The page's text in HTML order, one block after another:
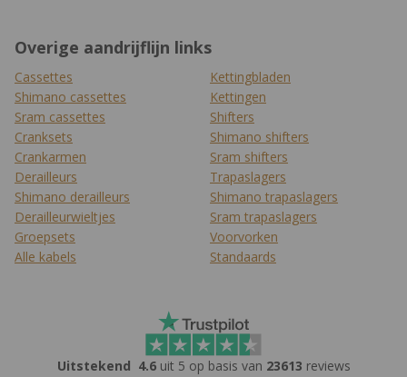
Overige aandrijflijn links
Cassettes
Shimano cassettes
Sram cassettes
Cranksets
Crankarmen
Derailleurs
Shimano derailleurs
Derailleurwieltjes
Groepsets
Alle kabels
Kettingbladen
Kettingen
Shifters
Shimano shifters
Sram shifters
Trapaslagers
Shimano trapaslagers
Sram trapaslagers
Voorvorken
Standaards
Uitstekend 4.6uit 5 op basis van 23613 reviews